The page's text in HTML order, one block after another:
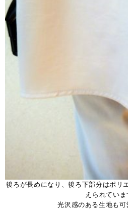
後ろが長めになり、後ろ下部分はポリ
えられていま
光沢感のある生地も可